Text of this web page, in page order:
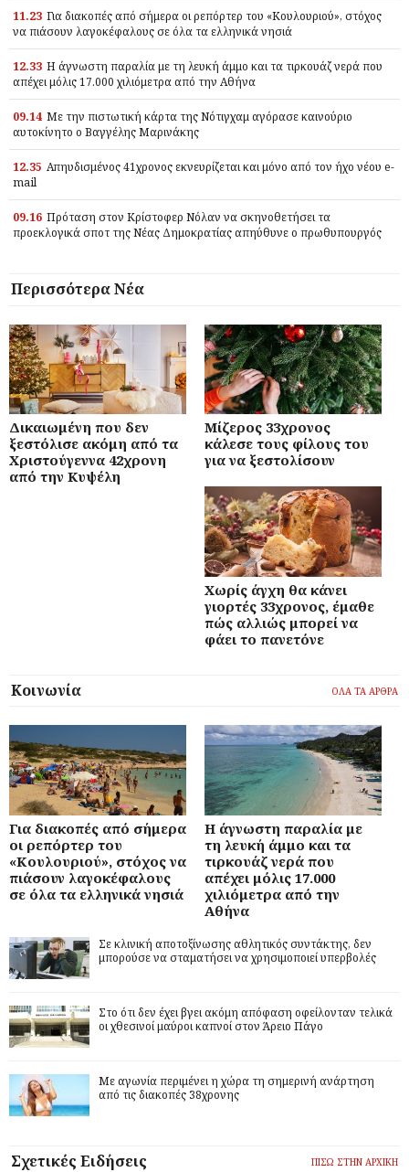
11.23 Για διακοπές από σήμερα οι ρεπόρτερ του «Κουλουριού», στόχος
να πιάσουν λαγοκέφαλους σε όλα τα ελληνικά νησιά
12.33 Η άγνωστη παραλία με τη λευκή άμμο και τα τιρκουάζ νερά που
απέχει μόλις 17.000 χιλιόμετρα από την Αθήνα
09.14 Με την πιστωτική κάρτα της Νότιγχαμ αγόρασε καινούριο
αυτοκίνητο ο Βαγγέλης Μαρινάκης
12.35 Απηυδισμένος 41χρονος εκνευρίζεται και μόνο από τον ήχο νέου e-
mail
09.16 Πρόταση στον Κρίστοφερ Νόλαν να σκηνοθετήσει τα
προεκλογικά σποτ της Νέας Δημοκρατίας απηύθυνε ο πρωθυπουργός
Περισσότερα Νέα
Δικαιωμένη που δεν
ξεστόλισε ακόμη από τα
Χριστούγεννα 42χρονη
από την Κυψέλη
Μίζερος 33χρονος
κάλεσε τους φίλους του
για να ξεστολίσουν
Χωρίς άγχη θα κάνει
γιορτές 33χρονος, έμαθε
πώς αλλιώς μπορεί να
φάει το πανετόνε
Κοινωνία ΟΛΑ ΤΑ ΑΡΘΡΑ
Για διακοπές από σήμερα
οι ρεπόρτερ του
«Κουλουριού», στόχος να
πιάσουν λαγοκέφαλους
σε όλα τα ελληνικά νησιά
Η άγνωστη παραλία με
τη λευκή άμμο και τα
τιρκουάζ νερά που
απέχει μόλις 17.000
χιλιόμετρα από την
Αθήνα
Σε κλινική αποτοξίνωσης αθλητικός συντάκτης, δεν
μπορούσε να σταματήσει να χρησιμοποιεί υπερβολές
Στο ότι δεν έχει βγει ακόμη απόφαση οφείλονταν τελικά
οι χθεσινοί μαύροι καπνοί στον Άρειο Πάγο
Με αγωνία περιμένει η χώρα τη σημερινή ανάρτηση
από τις διακοπές 38χρονης
Σχετικές Ειδήσεις ΠΙΣΩ ΣΤΗΝ ΑΡΧΙΚΗ